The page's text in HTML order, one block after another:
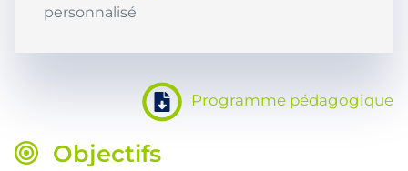
personnalisé
Programme pédagogique
Objectifs